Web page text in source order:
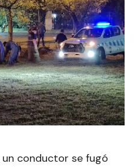
un conductor se fugó